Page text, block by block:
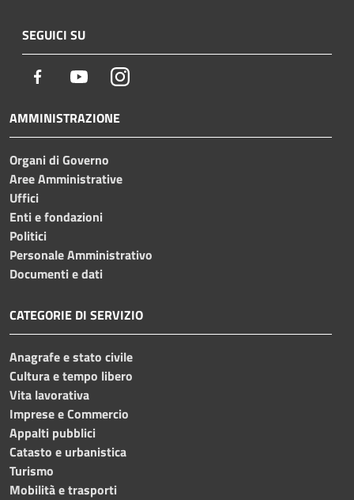
SEGUICI SU
Facebook YoutubeInstagram
AMMINISTRAZIONE
Organi di Governo
Aree Amministrative
Uffici
Enti e fondazioni
Politici
Personale Amministrativo
Documenti e dati
CATEGORIE DI SERVIZIO
Anagrafe e stato civile
Cultura e tempo libero
Vita lavorativa
Imprese e Commercio
Appalti pubblici
Catasto e urbanistica
Turismo
Mobilità e trasporti